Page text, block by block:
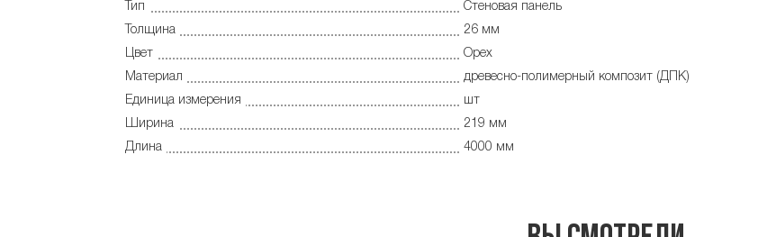
Тип
Cтеновая панель
Толщина
26 мм
Цвет
Орех
Материал
древесно-полимерный композит (ДПК)
Единица измерения
шт
Ширина
219 мм
Длина
4000 мм